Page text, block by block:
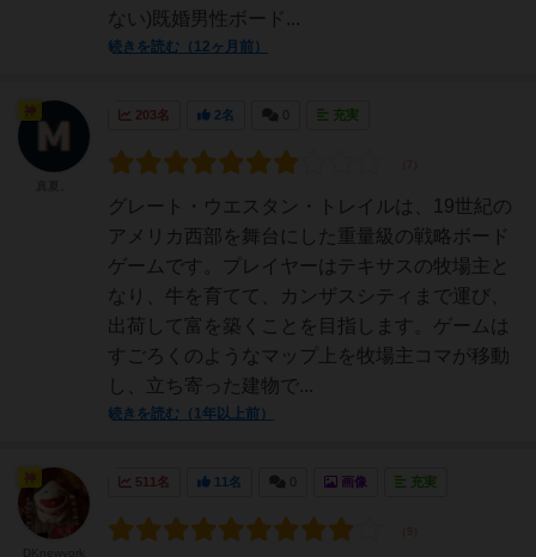
ない)既婚男性ボード...
続きを読む（12ヶ月前）
203名 2名 充実
グレート・ウエスタン・トレイルは、19世紀の
アメリカ西部を舞台にした重量級の戦略ボード
ゲームです。プレイヤーはテキサスの牧場主と
なり、牛を育てて、カンザスシティまで運び、
出荷して富を築くことを目指します。ゲームは
すごろくのようなマップ上を牧場主コマが移動
し、立ち寄った建物で...
続きを読む（1年以上前）
神
511名 11名 画像 充実
神